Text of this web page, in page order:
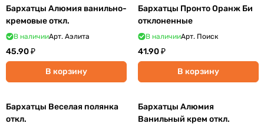
Бархатцы Алюмия ванильно-
кремовые откл.
В наличииАрт. Аэлита
45.90 ₽
В корзину
Бархатцы Пронто Оранж Би
отклоненные
В наличииАрт. Поиск
41.90 ₽
В корзину
Бархатцы Веселая полянка
откл.
Бархатцы Алюмия
Ванильный крем откл.